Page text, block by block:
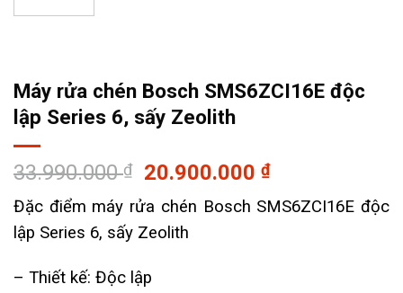
Máy rửa chén Bosch SMS6ZCI16E độc
lập Series 6, sấy Zeolith
33.990.000₫
Giá
gốc
là:
33.990.000 ₫.
20.900.000₫Giá
tại
Đặc điểm máy rửa chén Bosch SMS6ZCI16E độc
lập Series 6, sấy Zeolith
– Thiết kế: Độc lập